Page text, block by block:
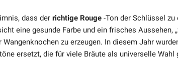
dass der richtige Rouge-Ton der Schlüssel zu
eine gesunde Farbe und ein frisches Aussehen,
zu erzeugen. In diesem Jahr
ersetzt, die für viele Bräute als universelle Wahl